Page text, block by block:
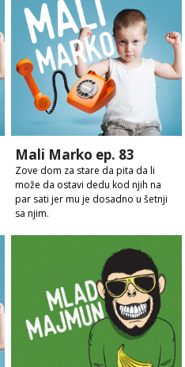
Mali Marko ep. 83
Zove dom za stare da pita da li
može da ostavi dedu kod njih na
par sati jer mu je dosadno u šetnji
sa njim.